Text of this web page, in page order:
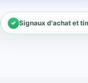
Signaux d'achat et